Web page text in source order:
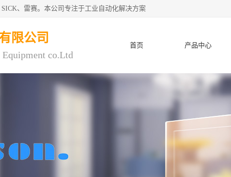
、雷赛。本公司专注于工业自动化解决方案
限公司
co.Ltd
首页 产品中心